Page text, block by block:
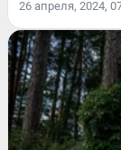
26 апреля, 2024,